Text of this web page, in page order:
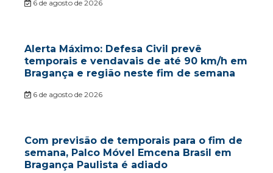
6 de agosto de 2026
Alerta Máximo: Defesa Civil prevê
temporais e vendavais de até 90 km/h em
Bragança e região neste fim de semana
6 de agosto de 2026
Com previsão de temporais para o fim de
semana, Palco Móvel Emcena Brasil em
Bragança Paulista é adiado